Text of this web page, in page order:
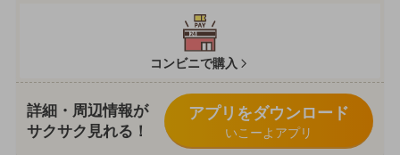
コンビニで購入
詳細・周辺情報が
サクサク見れる！
アプリをダウンロード
いこーよアプリ